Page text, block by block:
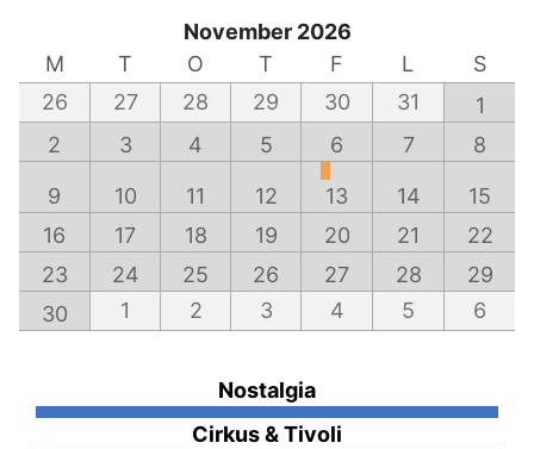
November 2026
M
T O T F L
S
26
27 28 29 30 31
1
2
3 4 5 6 7 8
9 10 11 12 13 14
15
16
17 18 19 20 21
22
23
24 25 26 27 28
29
30
1 2 3 4 5 6
Nostalgia
Cirkus & Tivoli